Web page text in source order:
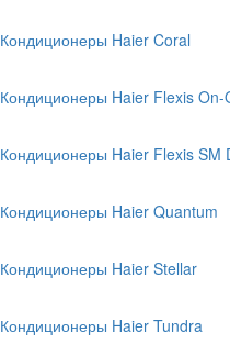
Кондиционеры Haier Coral
Кондиционеры Haier Flexis On-
Кондиционеры Haier Flexis SM
Кондиционеры Haier Quantum
Кондиционеры Haier Stellar
Кондиционеры Haier Tundra